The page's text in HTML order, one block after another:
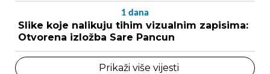
1 dana
Slike koje nalikuju tihim vizualnim zapisima:
Otvorena izložba Sare Pancun
Prikaži više vijesti